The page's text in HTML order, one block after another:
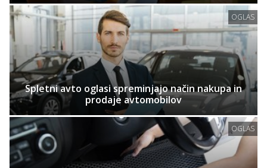
OGLAS
Spletni avto oglasi spreminjajo način nakupa in
prodaje avtomobilov
OGLAS